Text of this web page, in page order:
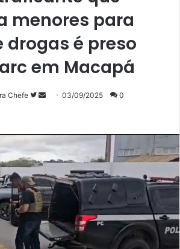
menores para
drogas é preso
em Macapá
Chefe
SigaMande03/09/2025 0